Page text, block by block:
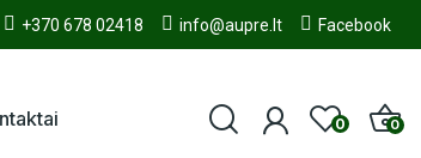
+370 678 02418 info@aupre.lt Facebook
0 0